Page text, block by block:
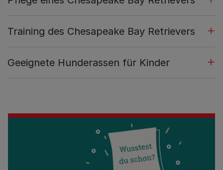
Training des Chesapeake Bay Retrievers
Geeignete Hunderassen für Kinder